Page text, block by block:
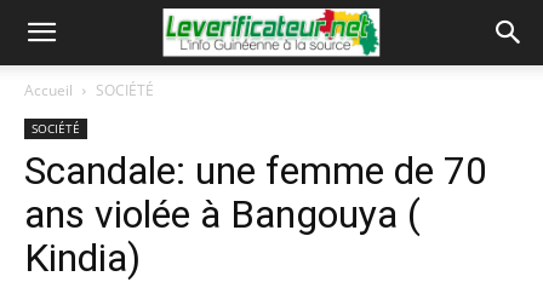
Accueil SOCIÉTÉ
SOCIÉTÉ
Scandale: une femme de 70
ans violée à Bangouya (
Kindia)